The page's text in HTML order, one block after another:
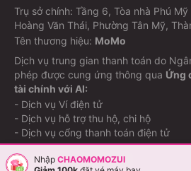
Trụ sở chính: Tầng 6, Tòa nhà Phú
Hoàng Văn Thái, Phường Tân Mỹ,
Tên thương hiệu: MoMo
Dịch vụ trung gian thanh toán do
phép được cung ứng thông qua Ứng
tài chính với AI:
- Dịch vụ Ví điện tử
- Dịch vụ hỗ trợ thu hộ, chi hộ
- Dịch vụ cổng thanh toán điện tử
©Copyright M_Service2026
Nhập CHAOMOMOZUI